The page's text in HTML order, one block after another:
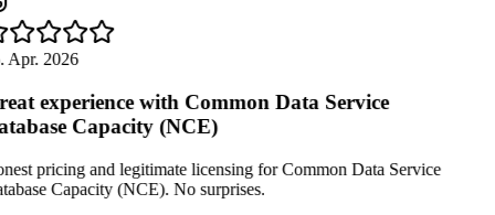
Apr. 2026
experience with Common Data Service
Capacity (NCE)
pricing and legitimate licensing for Common Data Service
Capacity (NCE). No surprises.